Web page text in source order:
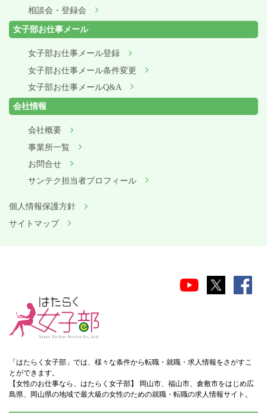
相談会・登録会
女子部お仕事メール
女子部お仕事メール登録
女子部お仕事メール条件変更
女子部お仕事メールQ&A
会社情報
会社概要
事業所一覧
お問合せ
サンテク担当者プロフィール
個人情報保護方針
サイトマップ
「はたらく女子部」では、様々な条件から転職・就職・求人情報をさがすこ
とができます。
【女性のお仕事なら、はたらく女子部】 岡山市、福山市、倉敷市をはじめ広
島県、岡山県の地域で最大級の女性のための就職・転職の求人情報サイト。